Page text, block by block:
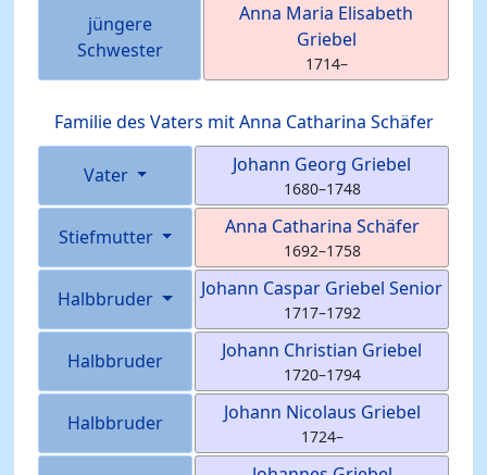
jüngere
Schwester
Anna Maria Elisabeth
Griebel
1714–
Familie des Vaters mitAnna Catharina Schäfer
Vater Johann Georg Griebel
1680–1748
Stiefmutter Anna Catharina Schäfer
1692–1758
Halbbruder Johann Caspar Griebel Senior
1717–1792
Halbbruder Johann Christian Griebel
1720–1794
Halbbruder Johann Nicolaus Griebel
1724–